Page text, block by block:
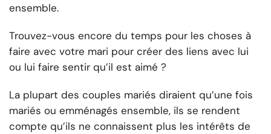
ensemble.
Trouvez-vous encore du temps pour les choses à
faire avec votre mari pour créer des liens avec lui
ou lui faire sentir qu’il est aimé ?
La plupart des couples mariés diraient qu’une fois
mariés ou emménagés ensemble, ils se rendent
compte qu’ils ne connaissent plus les intérêts de